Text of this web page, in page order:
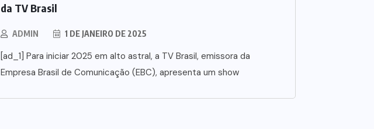
da TV Brasil
ADMIN 1 DE JANEIRO DE 2025
[ad_1] Para iniciar 2025 em alto astral, a TV Brasil, emissora da
Empresa Brasil de Comunicação (EBC), apresenta um show